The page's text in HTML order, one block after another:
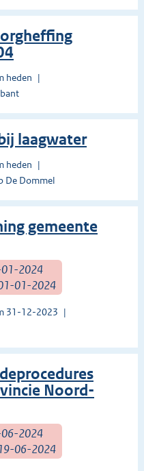
heden
laagwater
heden
De Dommel
gemeente
01-2024
01-2024
31-12-2023
Noord-
06-2024
06-2024